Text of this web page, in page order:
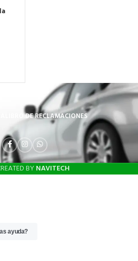
LIBRO DE RECLAMACIONES
BY NAVITECH
ayuda?